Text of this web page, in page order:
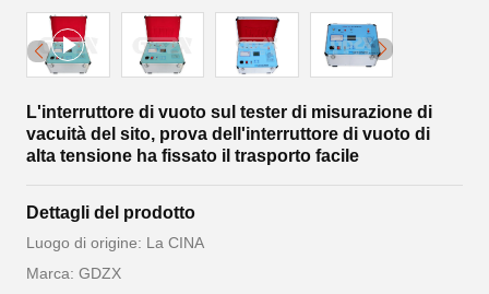
L'interruttore di vuoto sul tester di misurazione di
vacuità del sito, prova dell'interruttore di vuoto di
alta tensione ha fissato il trasporto facile
Dettagli del prodotto
Luogo di origine: La CINA
Marca: GDZX